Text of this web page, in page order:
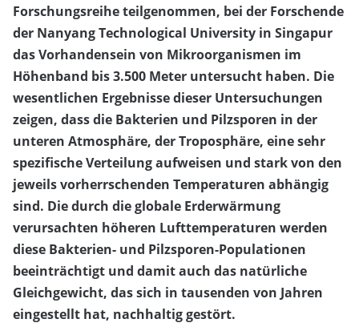
Forschungsreihe teilgenommen, bei der Forschende
der Nanyang Technological University in Singapur
das Vorhandensein von Mikroorganismen im
Höhenband bis 3.500 Meter untersucht haben. Die
wesentlichen Ergebnisse dieser Untersuchungen
zeigen, dass die Bakterien und Pilzsporen in der
unteren Atmosphäre, der Troposphäre, eine sehr
spezifische Verteilung aufweisen und stark von den
jeweils vorherrschenden Temperaturen abhängig
sind. Die durch die globale Erderwärmung
verursachten höheren Lufttemperaturen werden
diese Bakterien- und Pilzsporen-Populationen
beeinträchtigt und damit auch das natürliche
Gleichgewicht, das sich in tausenden von Jahren
eingestellt hat, nachhaltig gestört.